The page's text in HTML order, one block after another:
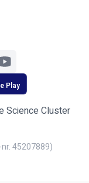
Play
45207889)